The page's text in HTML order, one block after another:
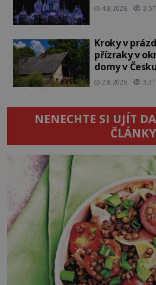
4.8.2026
Kroky v
přízraky v
domy v
2.8.2026
NENECHTE SI UJÍT
ČLÁNKY